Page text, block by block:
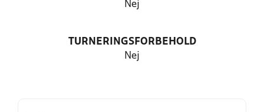
Nej
TURNERINGSFORBEHOLD
Nej